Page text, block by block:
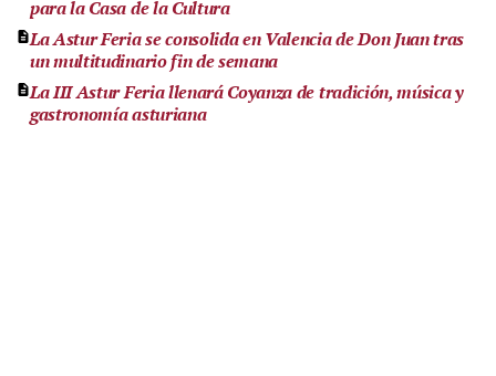
para la Casa de la Cultura
La Astur Feria se consolida en Valencia de Don Juan tras
un multitudinario fin de semana
La III Astur Feria llenará Coyanza de tradición, música y
gastronomía asturiana